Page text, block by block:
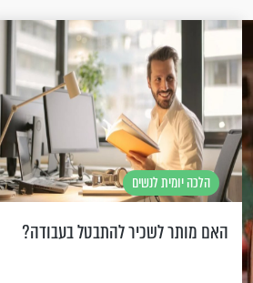
הלכה יומית לנשים
האם מותר לשכיר להתבטל בעבודה?